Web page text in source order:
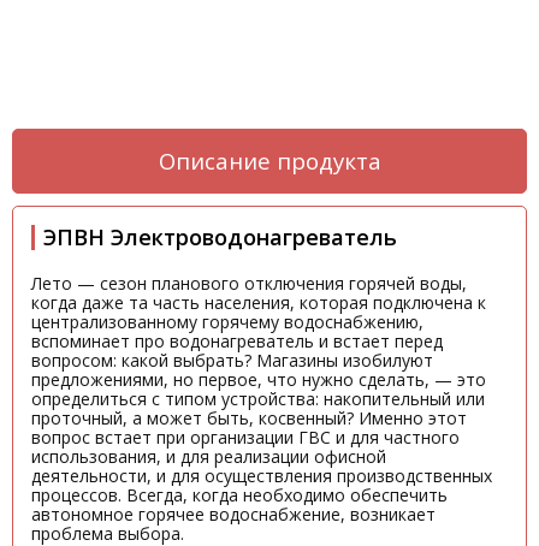
Описание продукта
ЭПВН Электроводонагреватель
Лето — сезон планового отключения горячей воды,
когда даже та часть населения, которая подключена к
централизованному горячему водоснабжению,
вспоминает про водонагреватель и встает перед
вопросом: какой выбрать? Магазины изобилуют
предложениями, но первое, что нужно сделать, — это
определиться с типом устройства: накопительный или
проточный, а может быть, косвенный? Именно этот
вопрос встает при организации ГВС и для частного
использования, и для реализации офисной
деятельности, и для осуществления производственных
процессов. Всегда, когда необходимо обеспечить
автономное горячее водоснабжение, возникает
проблема выбора.